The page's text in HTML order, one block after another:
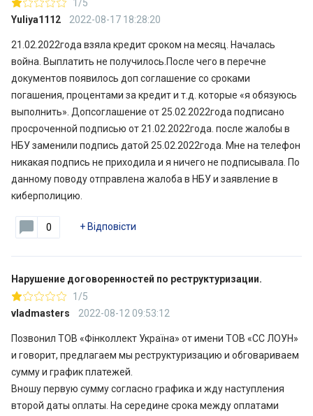
1/5
Yuliya1112
2022-08-17 18:28:20
21.02.2022года взяла кредит сроком на месяц. Началась
война. Выплатить не получилось.После чего в перечне
документов появилось доп соглашение со сроками
погашения, процентами за кредит и т.д. которые «я обязуюсь
выполнить». Допсоглашение от 25.02.2022года подписано
просроченной подписью от 21.02.2022года. после жалобы в
НБУ заменили подпись датой 25.02.2022года. Мне на телефон
никакая подпись не приходила и я ничего не подписывала. По
данному поводу отправлена жалоба в НБУ и заявление в
киберполицию.
0 + Відповісти
Нарушение договоренностей по реструктуризации.
1/5
vladmasters
2022-08-12 09:53:12
Позвонил ТОВ «Фінколлект Україна» от имени ТОВ «СС ЛОУН»
и говорит, предлагаем мы реструктуризацию и обговариваем
сумму и график платежей.
Вношу первую сумму согласно графика и жду наступления
второй даты оплаты. На середине срока между оплатами